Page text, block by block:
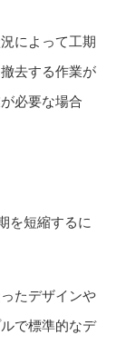
によって工期
去する作業が
必要な場合
を短縮するに
ったデザインや
で標準的なデ